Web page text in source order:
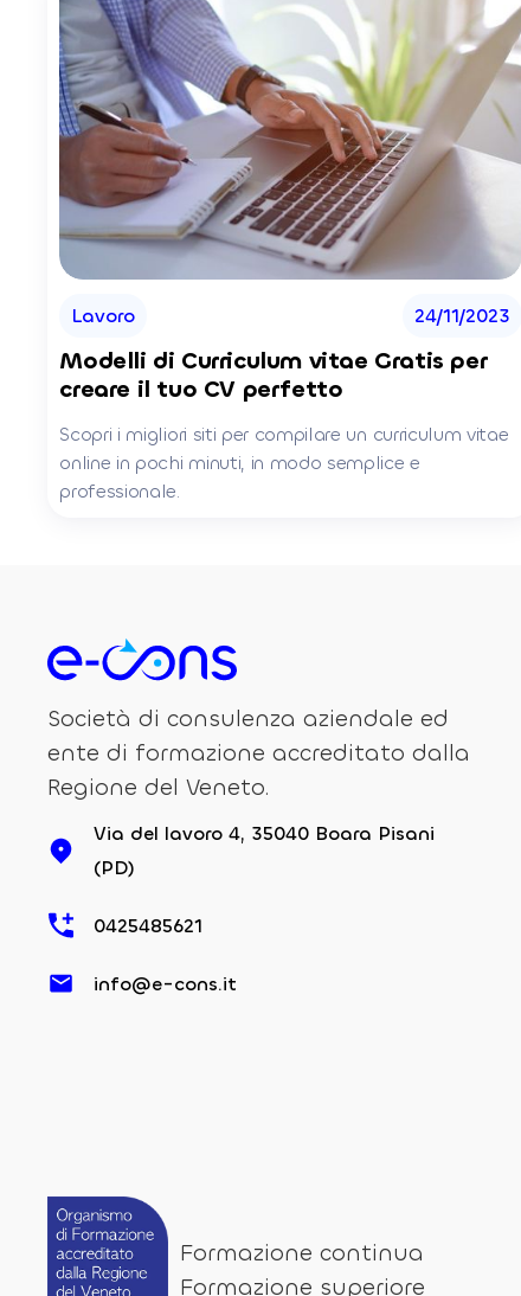
Lavoro 24/11/2023
Modelli di Curriculum vitae Gratis per
creare il tuo CV perfetto
Scopri i migliori siti per compilare un curriculum vitae
online in pochi minuti, in modo semplice e
professionale.
Società di consulenza aziendale ed
ente di formazione accreditato dalla
Regione del Veneto.
Via del lavoro 4, 35040 Boara Pisani
(PD)
0425485621
info@e-cons.it
Formazione continua
Formazione superiore